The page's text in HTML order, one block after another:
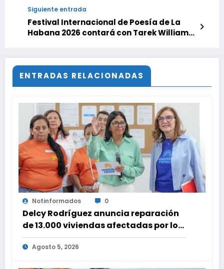
Siguiente entrada
Festival Internacional de Poesía de La
Habana 2026 contará con Tarek William
ENTRADAS RELACIONADAS
Notinformados 0
Delcy Rodríguez anuncia reparación
de 13.000 viviendas afectadas por los
terremotos
Agosto 5, 2026